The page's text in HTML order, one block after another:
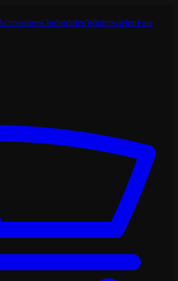
OnderdelenWinterwielenFan-